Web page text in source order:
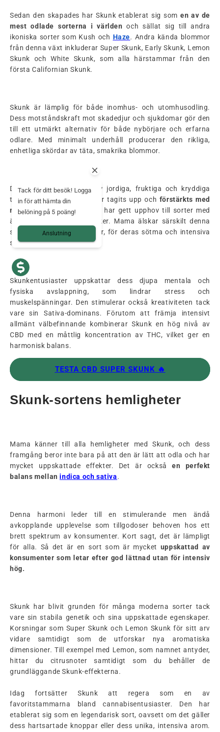
Sedan den skapades har Skunk etablerat sig som en av de
mest odlade sorterna i världen och sällat sig till andra
ikoniska sorter som Kush och Haze. Andra kända blommor
från denna växt inkluderar Super Skunk, Early Skunk, Lemon
Skunk och White Skunk, som alla härstammar från den
första Californian Skunk.
Skunk är lämplig för både inomhus- och utomhusodling.
Dess motståndskraft mot skadedjur och sjukdomar gör den
till ett utmärkt alternativ för både nybörjare och erfarna
odlare. Med minimalt underhåll producerar den rikliga,
enhetliga skördar av täta, smakrika blommor.
Doften är en blandning av jordiga, fruktiga och kryddiga
toner. Denna unika doft har tagits upp och förstärkts med
moderna korsningar
, vilket har gett upphov till sorter med
ännu mer varierande smaker. Mama älskar särskilt denna
sort och alla dess versioner, för deras sötma och intensiva
smaker.
Skunkentusiaster uppskattar dess djupa mentala och
fysiska avslappning, som lindrar stress och
muskelspänningar. Den stimulerar också kreativiteten tack
vare sin Sativa-dominans. Förutom att främja intensivt
allmänt välbefinnande kombinerar Skunk en hög nivå av
CBD med en måttlig koncentration av THC, vilket ger en
harmonisk balans.
TESTA CBD SUPER SKUNK 🔥
Skunk-sortens hemligheter
Mama känner till alla hemligheter med Skunk, och dess
framgång beror inte bara på att den är lätt att odla och har
mycket uppskattade effekter. Det är också
en perfekt
balans mellanindica och sativa.
Denna harmoni leder till en stimulerande men ändå
avkopplande upplevelse som tillgodoser behoven hos ett
brett spektrum av konsumenter. Kort sagt, det är lämpligt
för alla. Så det är en sort som är mycket uppskattad av
konsumenter som letar efter god lättnad utan för intensiv
hög.
Skunk har blivit grunden för många moderna sorter tack
vare sin stabila genetik och sina uppskattade egenskaper.
Korsningar som Super Skunk och Lemon Skunk för sitt arv
vidare samtidigt som de utforskar nya aromatiska
dimensioner. Till exempel med Lemon, som namnet antyder,
hittar du citrusnoter samtidigt som du behåller de
grundläggande Skunk-effekterna.
Idag fortsätter Skunk att regera som en av
favoritstammarna bland cannabisentusiaster. Den har
etablerat sig som en legendarisk sort, oavsett om det gäller
dess hartsartade knoppar eller dess unika, intensiva arom.
Tack för ditt besök! Logga
in för att hämta din
belöning på 5 poäng!
Anslutning